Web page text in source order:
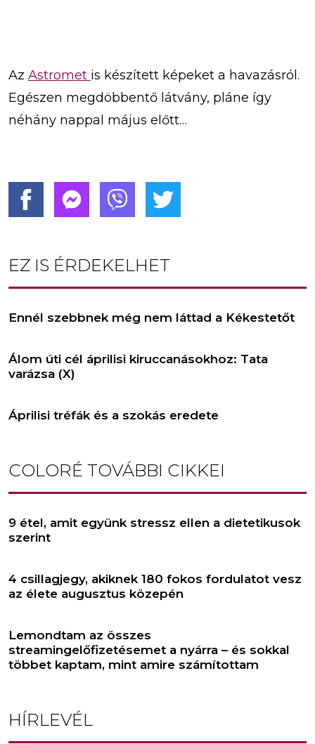
Az Astromet is készített képeket a havazásról.
Egészen megdöbbentő látvány, pláne így
néhány nappal május előtt…
EZ IS ÉRDEKELHET
Ennél szebbnek még nem láttad a Kékestetőt
Álom úti cél áprilisi kiruccanásokhoz: Tata
varázsa (X)
Áprilisi tréfák és a szokás eredete
COLORÉ TOVÁBBI CIKKEI
9 étel, amit együnk stressz ellen a dietetikusok
szerint
4 csillagjegy, akiknek 180 fokos fordulatot vesz
az élete augusztus közepén
Lemondtam az összes
streamingelőfizetésemet a nyárra – és sokkal
többet kaptam, mint amire számítottam
HÍRLEVÉL